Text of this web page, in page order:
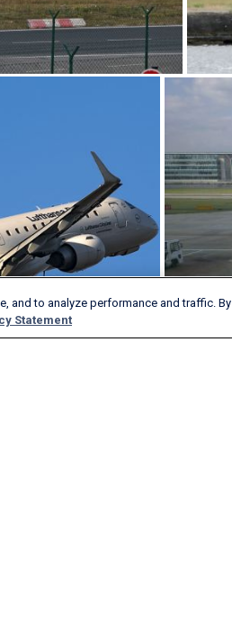
and to analyze performance and traffic. By
Statement